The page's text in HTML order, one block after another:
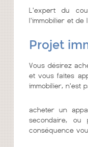
L'expert du
l'immobilier et de
Projet
Vous désirez
et vous faites
immobilier, n'est
acheter un
secondaire,
conséquence